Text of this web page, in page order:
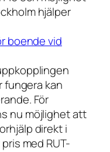
hjälper
boende vid
fungera kan
För
nu möjlighet att
direkt i
med RUT-